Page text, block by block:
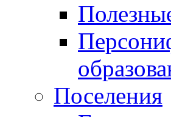
Поселения